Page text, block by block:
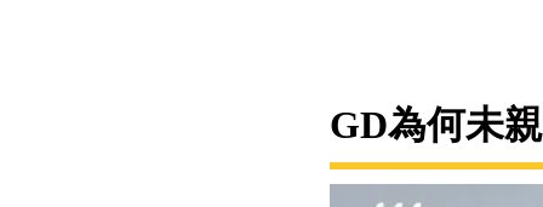
GD為何未